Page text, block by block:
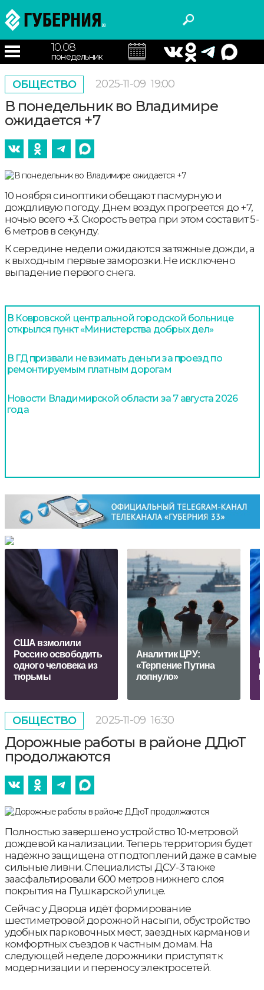
10.08
понедельник
ОБЩЕСТВО 2025-11-09 19:00
В понедельник во Владимире
ожидается +7
10 ноября синоптики обещают пасмурную и
дождливую погоду. Днем воздух прогреется до +7,
ночью всего +3. Скорость ветра при этом составит 5-
6 метров в секунду.
К середине недели ожидаются затяжные дожди, а
к выходным первые заморозки. Не исключено
выпадение первого снега.
В Ковровской центральной городской больнице
открылся пункт «Министерства добрых дел»
В ГД призвали не взимать деньги за проезд по
ремонтируемым платным дорогам
Новости Владимирской области за 7 августа 2026
года
США взмолили
Россию освободить
одного человека из
тюрьмы
Аналитик ЦРУ:
«Терпение Путина
лопнуло»
ОБЩЕСТВО 2025-11-09 16:30
Дорожные работы в районе ДДюТ
продолжаются
Полностью завершено устройство 10-метровой
дождевой канализации. Теперь территория будет
надёжно защищена от подтоплений даже в самые
сильные ливни. Специалисты ДСУ-3 также
заасфальтировали 600 метров нижнего слоя
покрытия на Пушкарской улице.
Сейчас у Дворца идёт формирование
шестиметровой дорожной насыпи, обустройство
удобных парковочных мест, заездных карманов и
комфортных съездов к частным домам. На
следующей неделе дорожники приступят к
модернизации и переносу электросетей.